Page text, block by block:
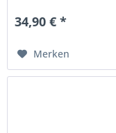
34,90 € *
Merken